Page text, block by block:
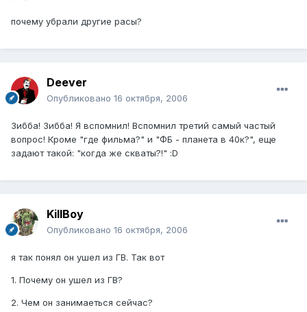
почему убрали другие расы?
Deever
Опубликовано 16 октября, 2006
Зибба! Зибба! Я вспомнил! Вспомнил третий самый частый
вопрос! Кроме "где фильма?" и "ФБ - планета в 40к?", еще
задают такой: "когда же скваты?!" :D
KillBoy
Опубликовано 16 октября, 2006
я так понял он ушел из ГВ. Так вот
1. Почему он ушел из ГВ?
2. Чем он занимаеться сейчас?